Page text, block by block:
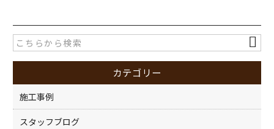
e
b
o
o
k
er
カテゴリー
施工事例
スタッフブログ